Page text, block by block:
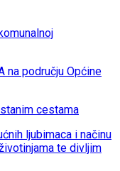
na području Općine
cestama
ljubimaca i načinu
te divljim